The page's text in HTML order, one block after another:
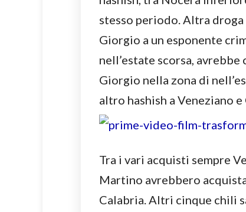
stesso periodo. Altra
Giorgio a un esponente
nell’estate scorsa,
Giorgio nella zona di
altro hashish a Veneziano
Tra i vari acquisti sempre
Martino avrebbero
Calabria. Altri cinque chili